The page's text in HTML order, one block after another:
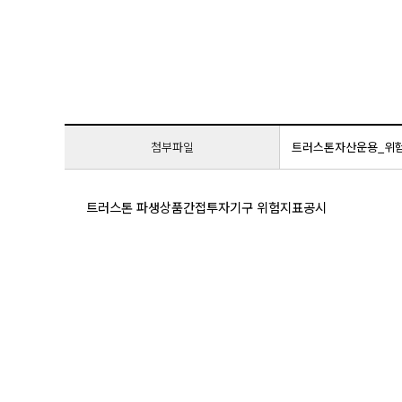
첨부파일 트러스톤자산운용_
트러스톤 파생상품간접투자기구 위험지표공시